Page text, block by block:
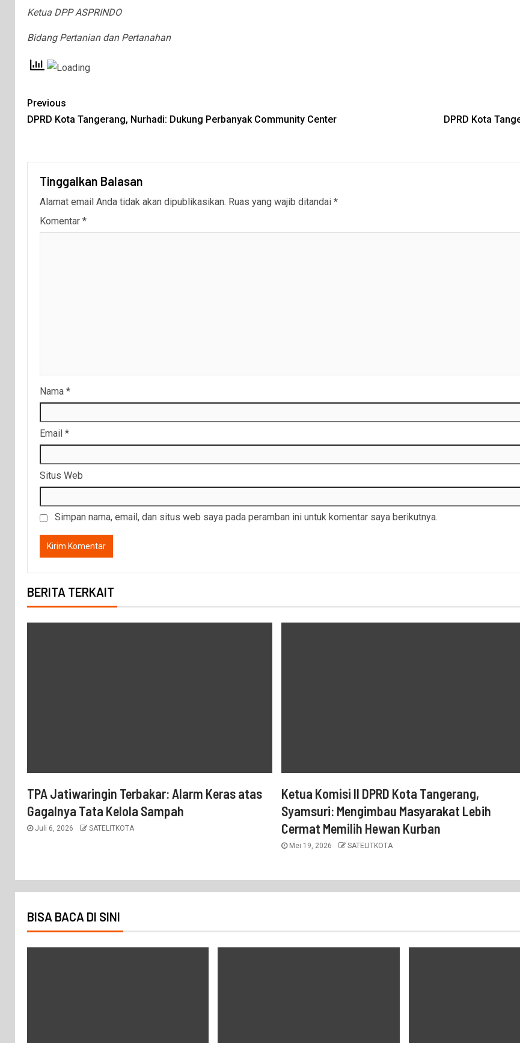
Ketua DPP ASPRINDO
Bidang Pertanian dan Pertanahan
Previous
DPRD Kota Tangerang, Nurhadi: Dukung Perbanyak Community Center
DPRD Kota
Tinggalkan Balasan
Alamat email Anda tidak akan dipublikasikan. Ruas yang wajib ditandai *
Komentar *
Nama *
Email *
Situs Web
Simpan nama, email, dan situs web saya pada peramban ini untuk komentar saya berikutnya.
BERITA TERKAIT
TPA Jatiwaringin Terbakar: Alarm Keras atas
Gagalnya Tata Kelola Sampah
Juli 6, 2026 SATELITKOTA
Ketua Komisi II DPRD Kota Tangerang,
Syamsuri: Mengimbau Masyarakat Lebih
Cermat Memilih Hewan Kurban
Mei 19, 2026 SATELITKOTA
BISA BACA DI SINI